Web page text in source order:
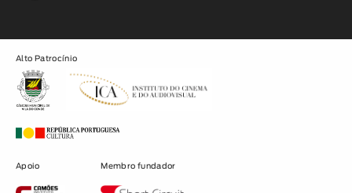
Alto Patrocínio
Apoio Membro fundador